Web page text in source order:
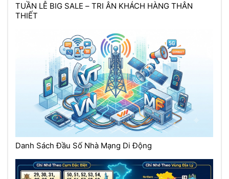
TUẦN LỄ BIG SALE – TRI ÂN KHÁCH HÀNG THÂN
THIẾT
Danh Sách Đầu Số Nhà Mạng Di Động